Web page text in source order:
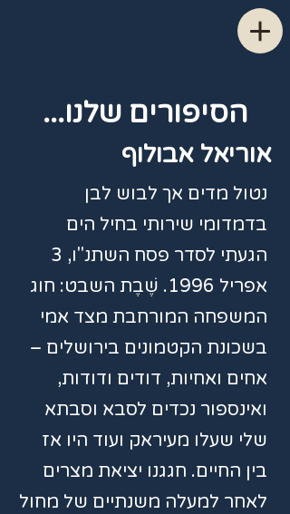
הסיפורים שלנו...
אוריאל אבולוף
נטול מדים אך לבוש לבן
בדמדומי שירותי בחיל הים
הגעתי לסדר פסח השתנ"ו, 3
אפריל 1996. שֶׁבֶת השבט: חוג
המשפחה המורחבת מצד אמי
בשכונת הקטמונים בירושלים –
אחים ואחיות, דודים ודודות,
ואינספור נכדים לסבא וסבתא
שלי שעלו מעיראק ועוד היו אז
בין החיים. חגגנו יציאת מצרים
לאחר למעלה משנתיים של מחול